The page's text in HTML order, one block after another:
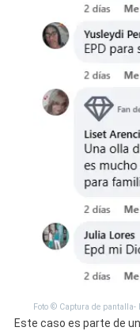
Foto © Captura de
Este caso es parte de